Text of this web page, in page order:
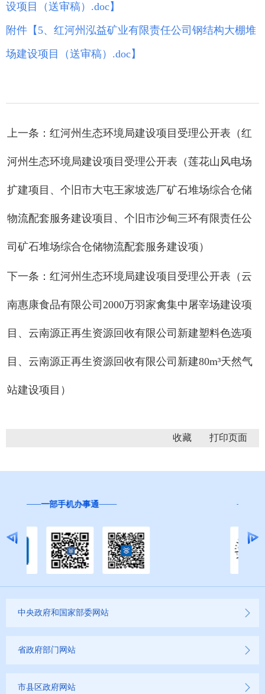
设项目（送审稿）.doc】
附件【 5、红河州泓益矿业有限责任公司钢结构大棚堆
场建设项目（送审稿）.doc】
上一条：红河州生态环境局建设项目受理公开表（红
河州生态环境局建设项目受理公开表（莲花山风电场
扩建项目、个旧市大屯王家坡选厂矿石堆场综合仓储
物流配套服务建设项目、个旧市沙甸三环有限责任公
司矿石堆场综合仓储物流配套服务建设项）
下一条：红河州生态环境局建设项目受理公开表（云
南惠康食品有限公司2000万羽家禽集中屠宰场建设项
目、云南源正再生资源回收有限公司新建塑料色选项
目、云南源正再生资源回收有限公司新建80m³天然气
站建设项目）
收藏
“互联网+督查”
中央政府和国家部委网站
省政府部门网站
市县区政府网站